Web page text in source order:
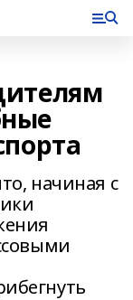
начиная с